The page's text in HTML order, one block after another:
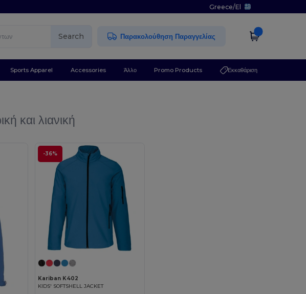
Greece/El
Search Παρακολούθηση Παραγγελίας
Sports Apparel Accessories Άλλο Promo Products Εκκαθάριση
και λιανική
-36%
Kariban K402
KIDS' SOFTSHELL JACKET